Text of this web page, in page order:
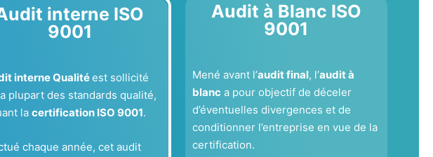
interne ISO
9001
interne Qualitéest sollicité
plupart des standards qualité,
la certification ISO 9001.
chaque année, cet audit
Audit à Blanc ISO
9001
Mené avant l’audit final, l’audit à
blanc a pour objectif de déceler
d’éventuelles divergences et de
conditionner l’entreprise en vue de la
certification.